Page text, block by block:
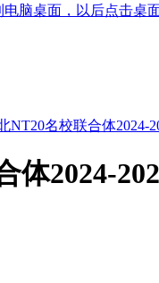
脑桌面，以后点击桌
NT20名校联合体2024-
体2024-